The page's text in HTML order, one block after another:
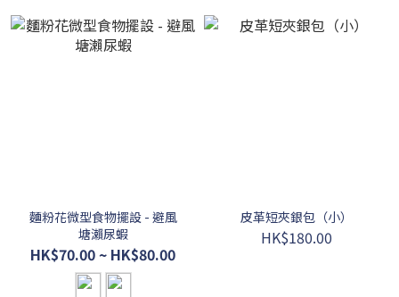
麵粉花微型食物擺設 - 避風
塘瀨尿蝦
HK$70.00 ~ HK$80.00
皮革短夾銀包（小）
HK$180.00